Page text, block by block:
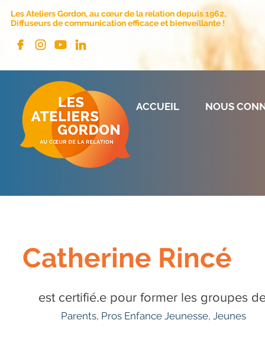
Les Ateliers Gordon, au cœur de la relation depuis 1962,
Diffuseurs de communication efficace et bienveillante !
Catherine Rincé
est certifié.e pour former les groupes
Parents, Pros Enfance Jeunesse, Jeunes
ACCUEIL NOUS